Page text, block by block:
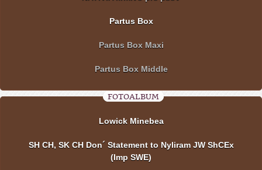
Partus Box
Partus Box Maxi
Partus Box Middle
FOTOALBUM
Lowick Minebea
SH CH, SK CH Don´ Statement to Nyliram JW ShCEx
(Imp SWE)